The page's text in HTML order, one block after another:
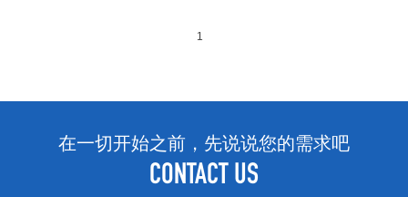
1
在一切开始之前，先说说您的需求吧
CONTACT US